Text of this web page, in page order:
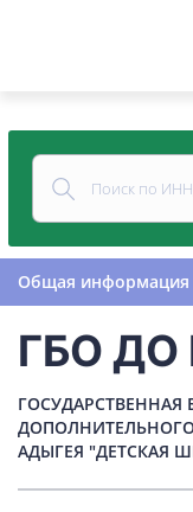
Общая информация
Финансовая
Долги
Налоги и
ГБО
АДЫГЕЯ "ДЕТСКАЯ